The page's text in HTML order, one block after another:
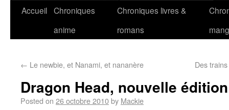
Accueil Chroniques
anime
Chroniques livres &
romans
← Le newbie, et Nanami, et nananère Des
Dragon Head, nouvelle édition
Posted on 26 octobre 2010by Mackie